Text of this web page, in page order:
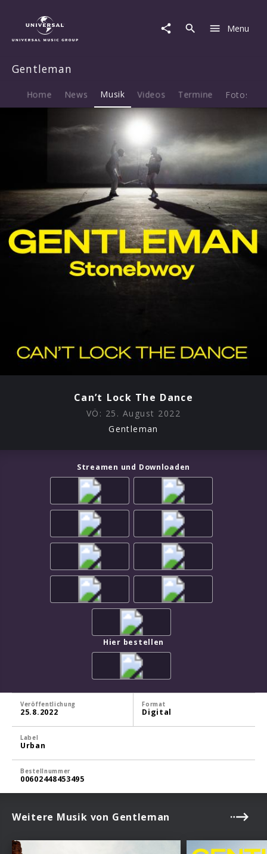
Lock
Menu
Gentleman
Home News Musik Videos Termine Fotos
Can’t Lock The Dance
VÖ: 25. August 2022
Gentleman
Streamen und Downloaden
Hier bestellen
Veröffentlichung
25.8.2022
Format
Digital
Label
Urban
Bestellnummer
00602448453495
Weitere Musik von Gentleman